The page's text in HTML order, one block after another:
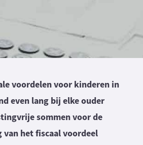
voordelen voor kinderen in
even lang bij elke ouder
sommen voor de
het fiscaal voordeel